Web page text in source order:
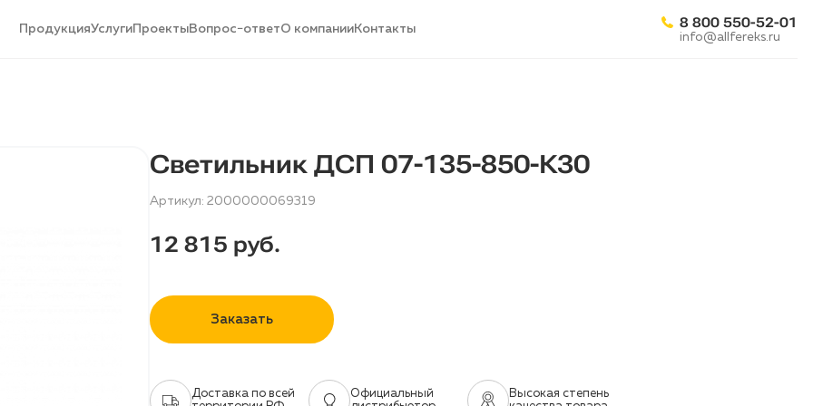
ПродукцияУслугиПроектыВопрос−ответО компанииКонтакты 8 800 550-52-01
info@allfereks.ru
Светильник ДСП 07-135-850-К30
Артикул: 2000000069319
12 815 руб.
Заказать
Доставка по всей
Официальный
Высокая степень